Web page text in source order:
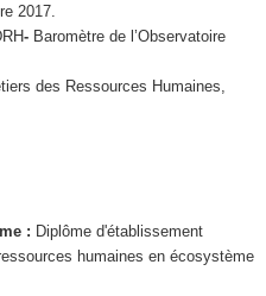
2017.
- Baromètre de l’Observatoire
des Ressources Humaines,
: Diplôme d'établissement
humaines en écosystème